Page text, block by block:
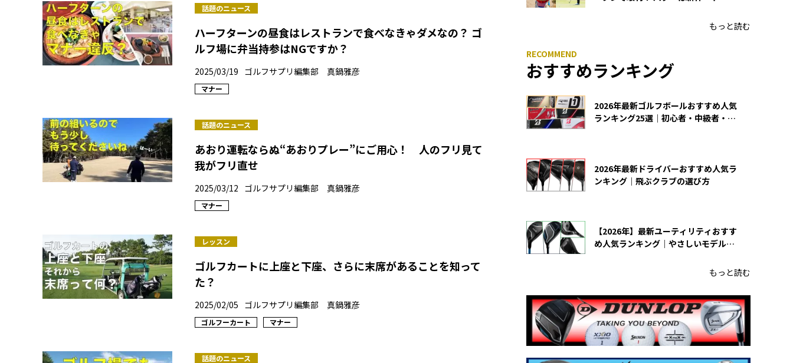
話題のニュース
ハーフターンの昼食はレストランで食べなきゃダメなの？ ゴ
ルフ場に弁当持参はNGですか？
2025/03/19 ゴルフサプリ編集部 真鍋雅彦
マナー
話題のニュース
あおり運転ならぬ“あおりプレー”にご用心！ 人のフリ見て
我がフリ直せ
2025/03/12 ゴルフサプリ編集部 真鍋雅彦
マナー
レッスン
ゴルフカートに上座と下座、さらに末席があることを知って
た？
2025/02/05 ゴルフサプリ編集部 真鍋雅彦
ゴルフーカート マナー
話題のニュース
もっと読む
おすすめランキング
2026年最新ゴルフボールおすすめ人気
ランキング25選｜初心者・中級者・上
2026年最新ドライバーおすすめ人気ラ
ンキング｜飛ぶクラブの選び方
【2026年】最新ユーティリティおすす
め人気ランキング｜やさしいモデルの
もっと読む